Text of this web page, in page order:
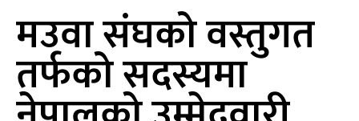
मउवा संघको वस्तुगत
तर्फको सदस्यमा